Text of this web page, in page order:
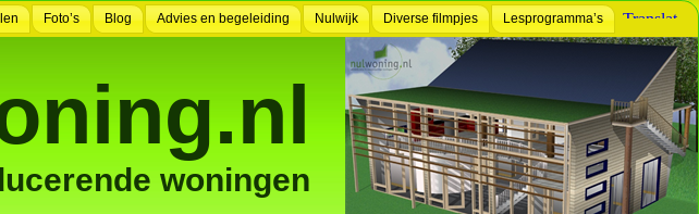
Foto’s Blog Advies en begeleiding Nulwijk Diverse filmpjes Lesprogramma’s
woningen